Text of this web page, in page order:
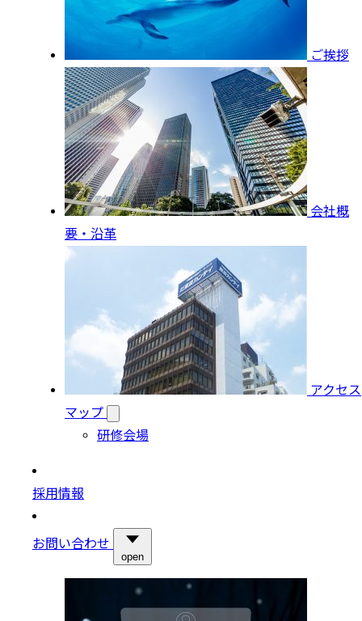
ご挨拶
会社概
要・沿革
アクセス
マップ
研修会場
採用情報
お問い合わせ
open